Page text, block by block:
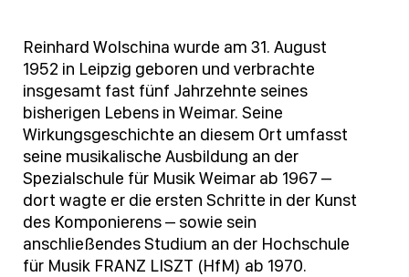
Reinhard Wolschina wurde am 31. August
1952 in Leipzig geboren und verbrachte
insgesamt fast fünf Jahrzehnte seines
bisherigen Lebens in Weimar. Seine
Wirkungsgeschichte an diesem Ort umfasst
seine musikalische Ausbildung an der
Spezialschule für Musik Weimar ab 1967 –
dort wagte er die ersten Schritte in der Kunst
des Komponierens – sowie sein
anschließendes Studium an der Hochschule
für Musik FRANZ LISZT (HfM) ab 1970.